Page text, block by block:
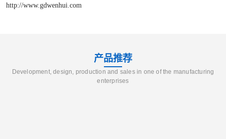
http://www.gdwenhui.com
产品推荐
Development, design, production and sales in one of the manufacturing
enterprises